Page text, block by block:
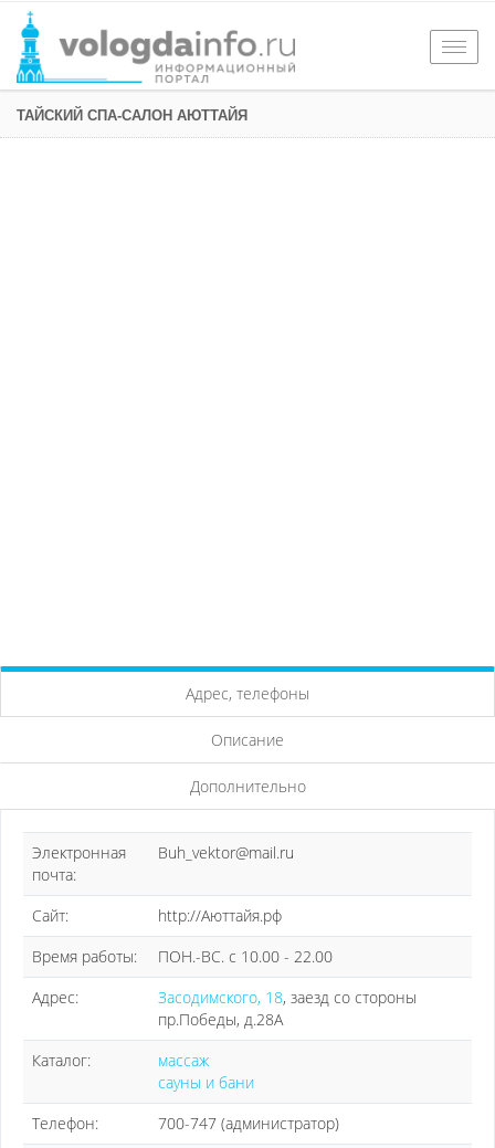
ТАЙСКИЙ СПА-САЛОН АЮТТАЙЯ
Адрес, телефоны
Описание
Дополнительно
Электронная
почта:
Buh_vektor@mail.ru
Сайт:
http://Аюттайя.рф
Время работы:
ПОН.-ВС. с 10.00 - 22.00
Адрес:
Засодимского, 18, заезд со стороны
пр.Победы, д.28А
Каталог:
массаж
сауны и бани
Телефон:
700-747 (администратор)